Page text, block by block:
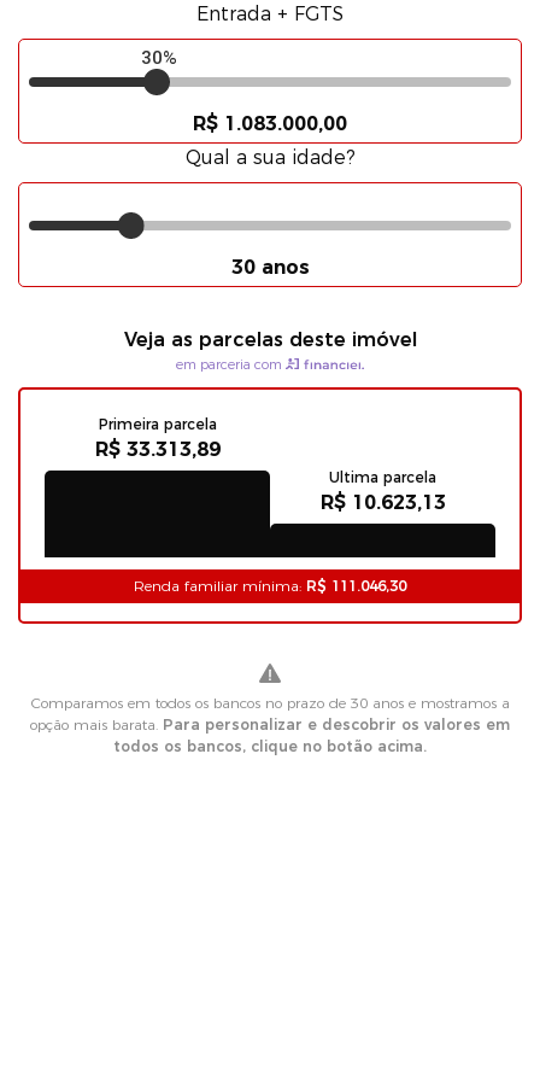
Entrada + FGTS
30%
R$ 1.083.000,00
Qual a sua idade?
30 anos
Veja as parcelas deste imóvel
em parceria com
Primeira parcela
R$ 33.313,89
Ultima parcela
R$ 10.623,13
Renda familiar mínima: R$ 111.046,30
Comparamos em todos os bancos no prazo de 30 anos e mostramos a
opção mais barata. Para personalizar e descobrir os valores em
todos os bancos, clique no botão acima.